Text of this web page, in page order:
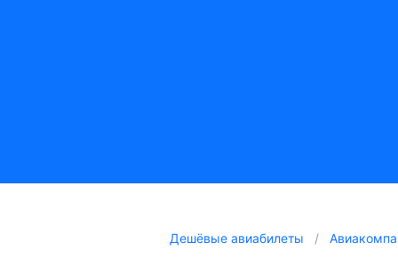
Дешёвые авиабилеты